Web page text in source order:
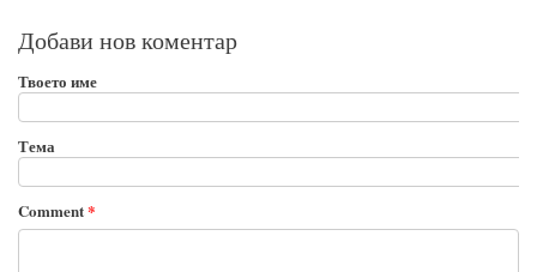
Добави нов коментар
Твоето име
Тема
Comment*